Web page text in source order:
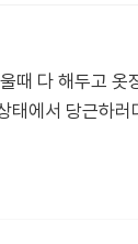
때 다 해두고 옷
태에서 당근하러